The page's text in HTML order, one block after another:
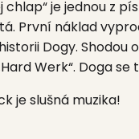
chlap“ je jednou z
První náklad
Dogy. Shodou
Werk“. Doga se
je slušná muzika!